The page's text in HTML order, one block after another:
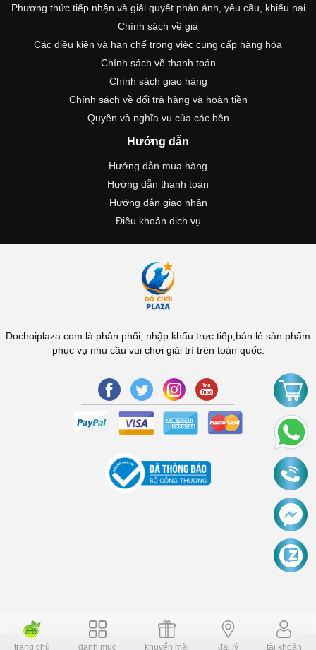
Phương thức tiếp nhận và giải quyết phản ánh, yêu cầu, khiếu nại
Chính sách về giá
Các điều kiện và hạn chế trong việc cung cấp hàng hóa
Chính sách về thanh toán
Chính sách giao hàng
Chính sách về đổi trả hàng và hoàn tiền
Quyền và nghĩa vụ của các bên
Hướng dẫn
Hướng dẫn mua hàng
Hướng dẫn thanh toán
Hướng dẫn giao nhận
Điều khoản dịch vụ
Dochoiplaza.com là phân phối, nhập khẩu trực tiếp,bán lẻ sản phẩm
phục vụ nhu cầu vui chơi giải trí trên toàn quốc.
trang chủ danh mục khuyến mãi đại lý tài khoản